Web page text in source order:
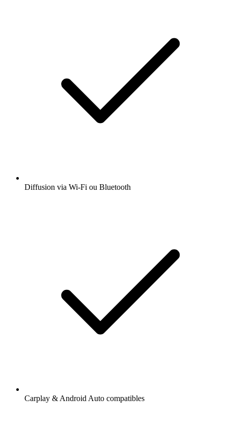
Diffusion via Wi-Fi ou Bluetooth
Carplay & Android Auto compatibles